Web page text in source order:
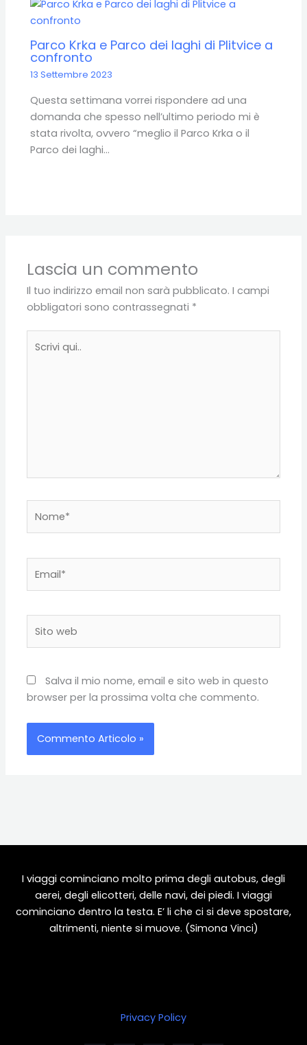
Parco Krka e Parco dei laghi di Plitvice a
confronto
13 Settembre 2023
Questa settimana vorrei rispondere ad una
domanda che spesso nell’ultimo periodo mi è
stata rivolta, ovvero “meglio il Parco Krka o il
Parco dei laghi…
Lascia un commento
Il tuo indirizzo email non sarà pubblicato. I campi
obbligatori sono contrassegnati *
qui..
web
Salva il mio nome, email e sito web in questo
browser per la prossima volta che commento.
I viaggi cominciano molto prima degli autobus, degli
aerei, degli elicotteri, delle navi, dei piedi. I viaggi
cominciano dentro la testa. E’ li che ci si deve spostare,
altrimenti, niente si muove. (Simona Vinci)
Privacy Policy